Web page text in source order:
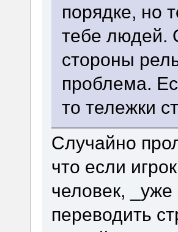
порядке, но
тебе людей.
стороны
проблема.
то тележки
Случайно
что если
человек,
переводить